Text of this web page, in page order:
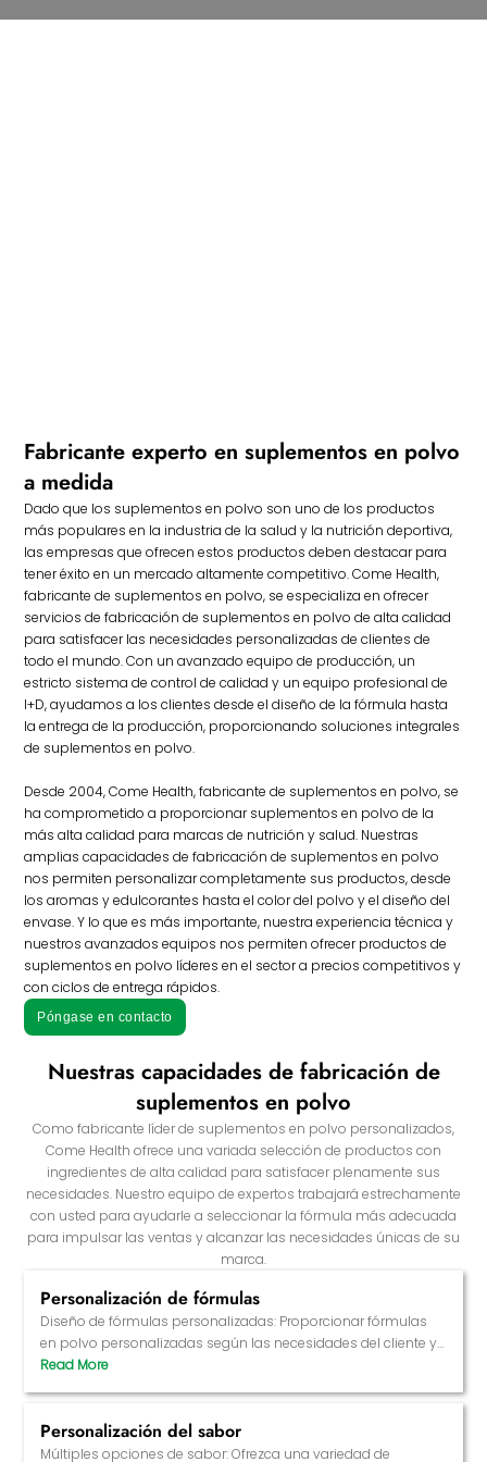
Fabricante experto en suplementos en polvo
a medida
Dado que los suplementos en polvo son uno de los productos
más populares en la industria de la salud y la nutrición deportiva,
las empresas que ofrecen estos productos deben destacar para
tener éxito en un mercado altamente competitivo. Come Health,
fabricante de suplementos en polvo, se especializa en ofrecer
servicios de fabricación de suplementos en polvo de alta calidad
para satisfacer las necesidades personalizadas de clientes de
todo el mundo. Con un avanzado equipo de producción, un
estricto sistema de control de calidad y un equipo profesional de
I+D, ayudamos a los clientes desde el diseño de la fórmula hasta
la entrega de la producción, proporcionando soluciones integrales
de suplementos en polvo.
Desde 2004, Come Health, fabricante de suplementos en polvo, se
ha comprometido a proporcionar suplementos en polvo de la
más alta calidad para marcas de nutrición y salud. Nuestras
amplias capacidades de fabricación de suplementos en polvo
nos permiten personalizar completamente sus productos, desde
los aromas y edulcorantes hasta el color del polvo y el diseño del
envase. Y lo que es más importante, nuestra experiencia técnica y
nuestros avanzados equipos nos permiten ofrecer productos de
suplementos en polvo líderes en el sector a precios competitivos y
con ciclos de entrega rápidos.
Póngase en contacto
Nuestras capacidades de fabricación de
suplementos en polvo
Como fabricante líder de suplementos en polvo personalizados,
Come Health ofrece una variada selección de productos con
ingredientes de alta calidad para satisfacer plenamente sus
necesidades. Nuestro equipo de expertos trabajará estrechamente
con usted para ayudarle a seleccionar la fórmula más adecuada
para impulsar las ventas y alcanzar las necesidades únicas de su
marca.
Personalización de fórmulas
Diseño de fórmulas personalizadas: Proporcionar fórmulas
en polvo personalizadas según las necesidades del cliente y
las tendencias del mercado para garantizar que satisfacen
Selección de ingredientes: Se pueden añadir diferentes
ingredientes activos, extractos de plantas, vitaminas,
Personalización del sabor
Múltiples opciones de sabor: Ofrezca una variedad de